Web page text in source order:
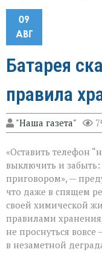
09
АВГ
Батарея
правила
"Наша газета"
«Оставить телефон
выключить и забыть:
приговором», —
что даже в спящем
своей химической
правилами
не проснуться
в незаметной